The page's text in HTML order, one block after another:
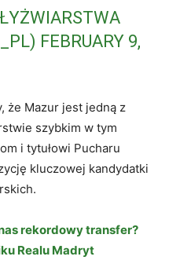
FEBRUARY 9,
że Mazur jest jedną z
szybkim w tym
i tytułowi Pucharu
kluczowej kandydatki
rekordowy transfer?
Realu Madryt